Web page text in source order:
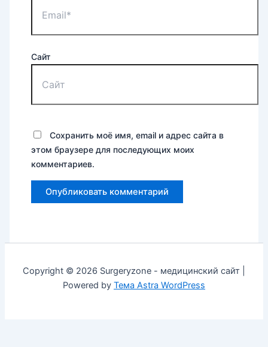
Сайт
Сохранить моё имя, email и адрес сайта в
этом браузере для последующих моих
комментариев.
Copyright © 2026 Surgeryzone - медицинский сайт |
Powered by Тема Astra WordPress